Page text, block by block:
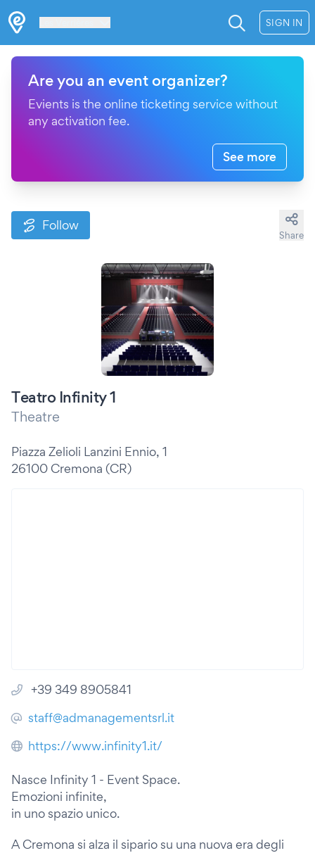
SIGN IN
Are you an event organizer?
Evients is the online ticketing service without
any activation fee.
See more
Follow
Share
Teatro Infinity 1
Theatre
Piazza Zelioli Lanzini Ennio, 1
26100 Cremona (CR)
+39 349 8905841
staff@admanagementsrl.it
https://www.infinity1.it/
Nasce Infinity 1 - Event Space.
Emozioni infinite,
in uno spazio unico.
A Cremona si alza il sipario su una nuova era degli